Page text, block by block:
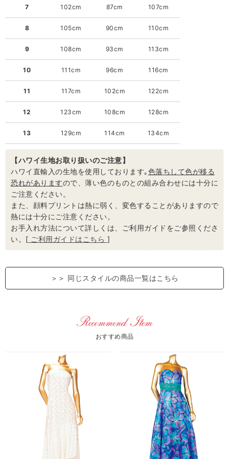
7
8
9
10
11
12
13
102cm
105cm
108cm
111cm
117cm
123cm
129cm
87cm
90cm
93cm
96cm
102cm
108cm
114cm
107cm
110cm
113cm
116cm
122cm
128cm
134cm
【ハワイ生地お取り扱いのご注意】
ハワイ直輸入の生地を使用しております｡色落ちして色が移る
恐れがありますので、薄い色のものとの組み合わせには十分に
ご注意ください。
また、顔料プリントは熱に弱く、変色することがありますので
熱には十分にご注意ください。
お手入れ方法について詳しくは、ご利用ガイドをご参照くださ
い。[ ご利用ガイドはこちら ]
＞＞ 同じスタイルの商品一覧はこちら
おすすめ商品